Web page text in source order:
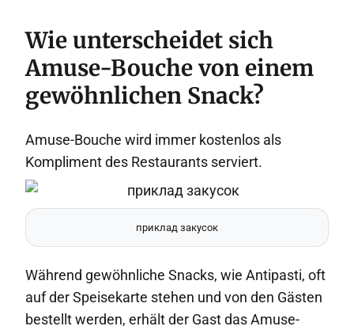
Wie unterscheidet sich
Amuse-Bouche von einem
gewöhnlichen Snack?
Amuse-Bouche wird immer kostenlos als
Kompliment des Restaurants serviert.
приклад закусок
Während gewöhnliche Snacks, wie Antipasti, oft
auf der Speisekarte stehen und von den Gästen
bestellt werden, erhält der Gast das Amuse-